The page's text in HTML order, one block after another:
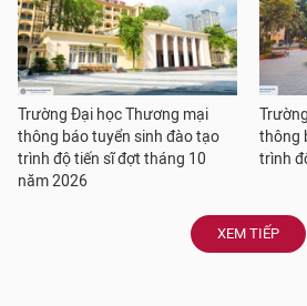
Trường Đại học Thương mại
thông báo tuyển sinh đào tạo
trình độ tiến sĩ đợt tháng 10
năm 2026
thông
trình
XEM TIẾP